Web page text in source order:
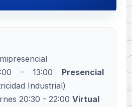
- 13:00 Presencial
Industrial)
20:30 - 22:00 Virtual